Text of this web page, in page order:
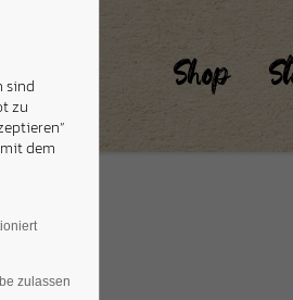
Shop
sind
zu
dem
zulassen